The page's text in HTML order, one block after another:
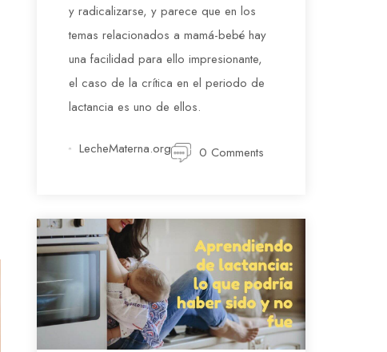
y radicalizarse, y parece que en los
temas relacionados a mamá-bebé hay
una facilidad para ello impresionante,
el caso de la crítica en el periodo de
lactancia es uno de ellos.
LecheMaterna.org 0 Comments